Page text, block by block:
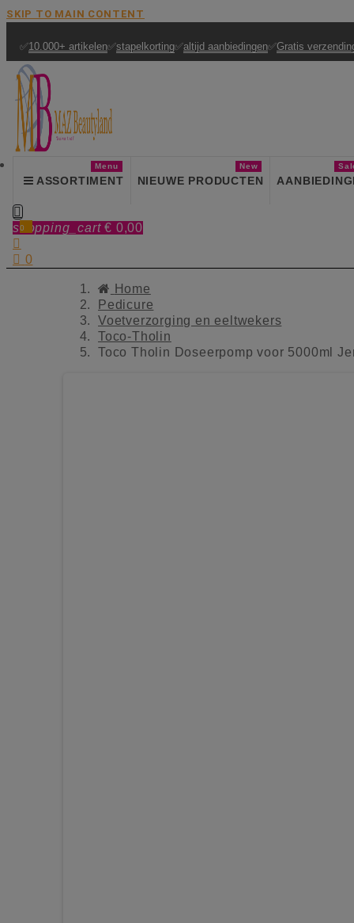
SKIP TO MAIN CONTENT
✅10.000+ artikelen✅stapelkorting✅altijd aanbiedingen✅Gratis
ASSORTIMENT
Menu
NIEUWE PRODUCTEN
New

shopping_cart € 0,00
0

 0
Home
Pedicure
Voetverzorging en eeltwekers
Toco-Tholin
Toco Tholin Doseerpomp voor 5000ml